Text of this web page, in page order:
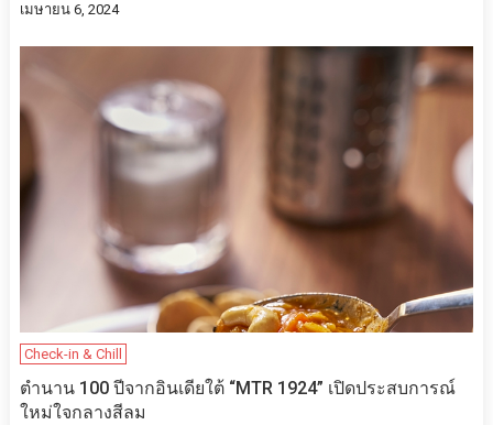
เมษายน 6, 2024
Check-in & Chill
ตำนาน 100 ปีจากอินเดียใต้ “MTR 1924” เปิดประสบการณ์
ใหม่ใจกลางสีลม